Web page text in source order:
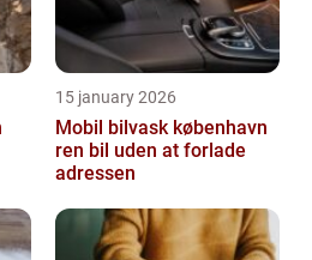
15 january 2026
Mobil bilvask københavn
ren bil uden at forlade
adressen